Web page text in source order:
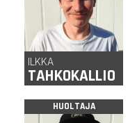
ILKKA
TAHKOKALLIO
HUOLTAJA